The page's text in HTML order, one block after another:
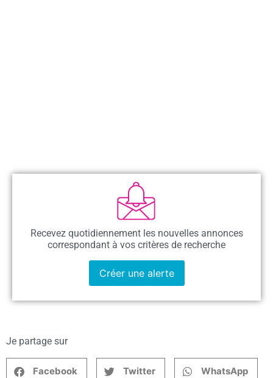
Recevez quotidiennement les nouvelles annonces
correspondant à vos critères de recherche
Créer une alerte
Je partage sur
Facebook Twitter WhatsApp